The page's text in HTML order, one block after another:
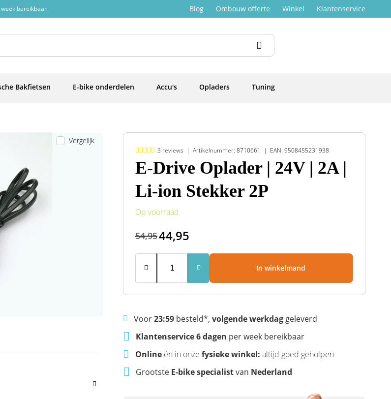
bereikbaar Blog Ombouw offerte Winkel Klantenservice
Bakfietsen E-bike onderdelen Accu's Opladers Tuning
Vergelijk
3 reviews Artikelnummer: 8710661 EAN: 9508455231938
E-Drive Oplader | 24V | 2A |
Li-ion Stekker 2P
Op voorraad
54,9544,95
In winkelmand
Voor23:59besteld*, volgende werkdaggeleverd
Klantenservice 6 dagen per week bereikbaar
Online én in onze fysieke winkel: altijd goed geholpen
Grootste E-bike specialistvan Nederland